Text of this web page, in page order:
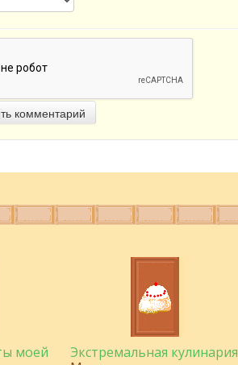
комментарий
моей
Экстремальная кулинария